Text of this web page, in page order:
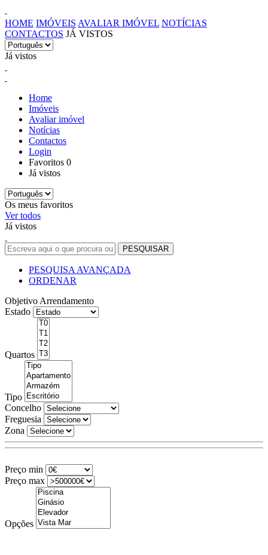
HOME IMÓVEIS AVALIAR IMÓVEL NOTÍCIAS
CONTACTOS JÁ VISTOS
Já vistos
Home
Imóveis
Avaliar imóvel
Notícias
Contactos
Login
Favoritos 0
Já vistos
Os meus favoritos
Ver todos
Já vistos
PESQUISA AVANÇADA
ORDENAR
Objetivo Arrendamento
Estado
Quartos
Tipo
Concelho
Freguesia
Zona
Preço min
Preço max
Opções